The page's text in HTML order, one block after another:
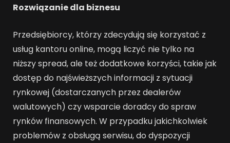
Rozwiązanie dla biznesu
Przedsiębiorcy, którzy zdecydują się korzystać z
usług kantoru online, mogą liczyć nie tylko na
niższy spread, ale też dodatkowe korzyści, takie jak
dostęp do najświeższych informacji z sytuacji
rynkowej (dostarczanych przez dealerów
walutowych) czy wsparcie doradcy do spraw
rynków finansowych. W przypadku jakichkolwiek
problemów z obsługą serwisu, do dyspozycji